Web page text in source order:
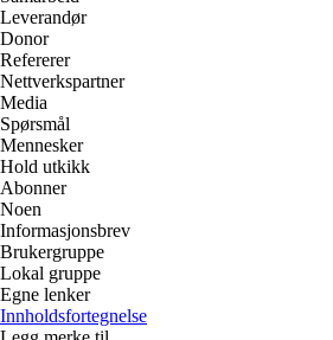
Leverandør
Donor
Refererer
Nettverkspartner
Media
Spørsmål
Mennesker
Hold utkikk
Abonner
Noen
Informasjonsbrev
Brukergruppe
Lokal gruppe
Egne lenker
Innholdsfortegnelse